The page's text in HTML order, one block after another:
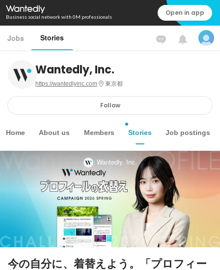
Business social network with 0M professionals Open in app
Jobs Stories
Wantedly, Inc.
https://wantedlyinc.com 東京都
Follow
Home About us Members Stories Job postings
Wantedly, Inc.
今の自分に、着替えよう。「プロフィー